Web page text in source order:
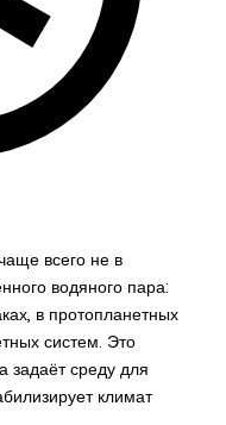
всего не в
водяного пара:
в протопланетных
систем. Это
задаёт среду для
климат